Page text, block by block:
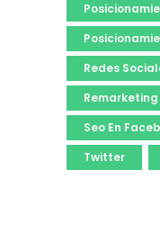
Redes
Remarketing
Seo En
Twitter